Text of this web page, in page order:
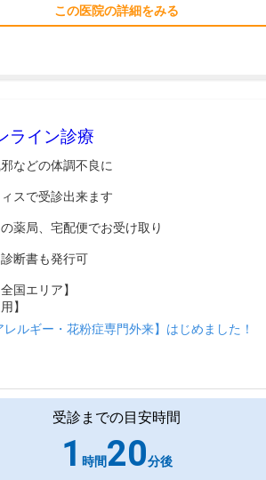
この医院の詳細をみる
ライン診療
などの体調不良に
スで受診出来ます
薬局、宅配便でお受け取り
断書も発行可
国エリア】
】
レルギー・花粉症専門外来】はじめました！
受診までの目安時間
1 時間20分後